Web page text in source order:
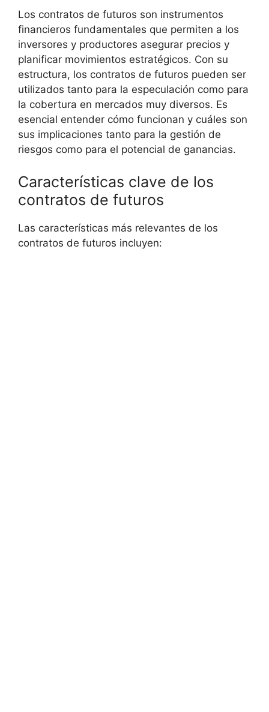
Los contratos de futuros son‍ instrumentos
financieros fundamentales que‍ permiten a los
‌inversores y productores asegurar precios y
planificar movimientos ​estratégicos. Con su
estructura, los contratos de futuros pueden‍ ser ​
utilizados tanto para⁤ la especulación ‍como para
la cobertura en mercados muy diversos. Es
‍esencial entender cómo funcionan ⁣y cuáles son
sus implicaciones tanto para la‌ gestión de
riesgos como para el⁤ potencial de ganancias.
Características⁢ clave de ‌los
contratos de futuros
Las características más⁤ relevantes de los‌
contratos ​de futuros incluyen: